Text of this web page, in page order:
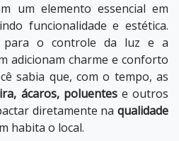
um elemento essencial em
funcionalidade e estética.
para o controle da luz e a
adicionam charme e conforto
sabia que, com o tempo, as
ácaros, poluentese outros
diretamente na qualidade
habita o local.